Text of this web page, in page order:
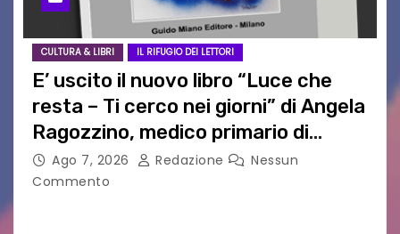
CULTURA & LIBRI IL RIFUGIO DEI LETTORI
E’ uscito il nuovo libro “Luce che
resta – Ti cerco nei giorni” di Angela
Ragozzino, medico primario di
Capua
Ago 7, 2026 Redazione
Nessun
Commento